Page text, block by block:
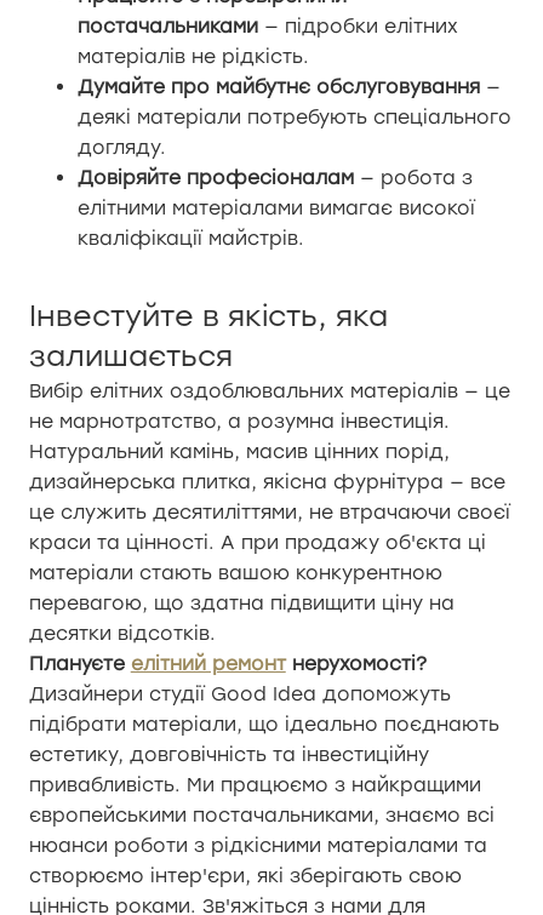
постачальниками— підробки елітних
матеріалів не рідкість.
Думайте про майбутнє обслуговування—
деякі матеріали потребують спеціального
догляду.
Довіряйте професіоналам— робота з
елітними матеріалами вимагає високої
кваліфікації майстрів.
Інвестуйте в якість, яка
залишається
Вибір елітних оздоблювальних матеріалів — це
не марнотратство, а розумна інвестиція.
Натуральний камінь, масив цінних порід,
дизайнерська плитка, якісна фурнітура — все
це служить десятиліттями, не втрачаючи своєї
краси та цінності. А при продажу об'єкта ці
матеріали стають вашою конкурентною
перевагою, що здатна підвищити ціну на
десятки відсотків.
Плануєте елітний ремонтнерухомості?
Дизайнери студії Good Idea допоможуть
підібрати матеріали, що ідеально поєднають
естетику, довговічність та інвестиційну
привабливість. Ми працюємо з найкращими
європейськими постачальниками, знаємо всі
нюанси роботи з рідкісними матеріалами та
створюємо інтер'єри, які зберігають свою
цінність роками. Зв'яжіться з нами для